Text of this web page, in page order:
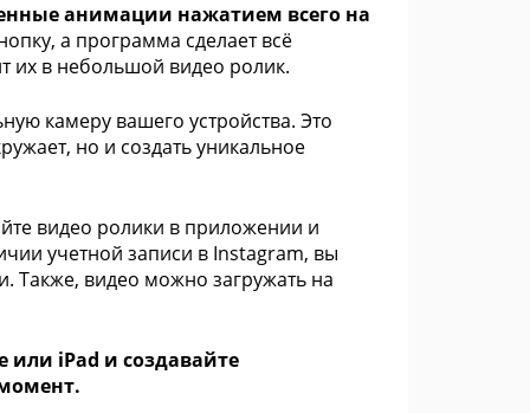
анимации нажатием всего на
а программа сделает всё
их в небольшой видео ролик.
камеру вашего устройства. Это
но и создать уникальное
видео ролики в приложении и
учетной записи в Instagram, вы
Также, видео можно загружать на
или iPad и создавайте